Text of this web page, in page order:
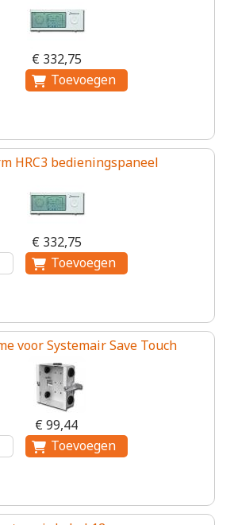
€ 332,75
HRC3 bedieningspaneel
€ 332,75
voor Systemair Save Touch
€ 99,44